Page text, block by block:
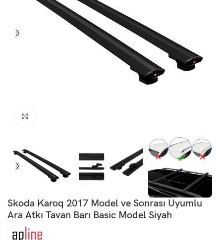
Skoda Karoq 2017 Model ve Sonrası Uyumlu
Ara Atkı Tavan Barı Basic Model Siyah